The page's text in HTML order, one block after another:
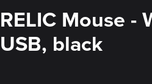
RELIC Mouse -
USB, black